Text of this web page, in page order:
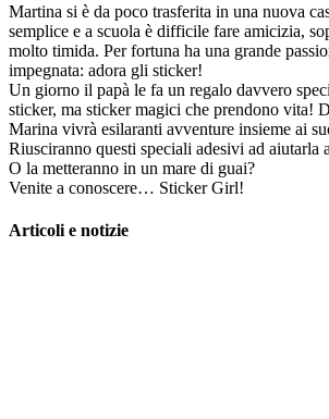
Martina si è da poco trasferita in una nuova
semplice e a scuola è difficile fare amicizia,
molto timida. Per fortuna ha una grande
impegnata: adora gli sticker!
Un giorno il papà le fa un regalo davvero
sticker, ma sticker magici che prendono vita!
Marina vivrà esilaranti avventure insieme ai
Riusciranno questi speciali adesivi ad aiutarla
O la metteranno in un mare di guai?
Venite a conoscere… Sticker Girl!
Articoli e notizie